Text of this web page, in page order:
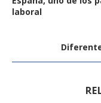
laboral